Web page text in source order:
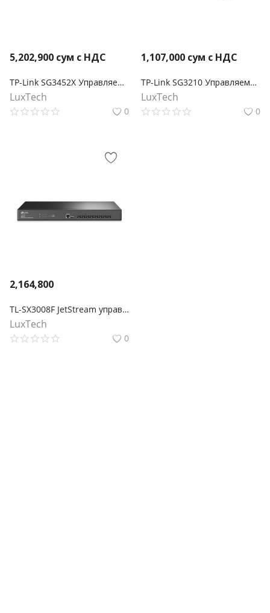
5,202,900 сум с НДС
TP-Link SG3452X Управляемый коммутатор Omada уровня 2+ с 48 гигабитными портами и 4 портами SFP+
LuxTech
0
1,107,000 сум с НДС
TP-Link SG3210 Управляемый коммутатор Omada уровня 2+ с 8 гигабитными портами RJ45 и 2 портами SFP
LuxTech
0
2,164,800
TL-SX3008F JetStream управляемый коммутатор уровня 2+ на 8 портов SFP+ 10GE
LuxTech
0